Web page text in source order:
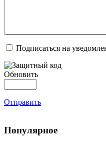
Подписаться на
Обновить
Отправить
Популярное